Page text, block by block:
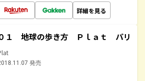
詳細を見る
１ 地球の歩き方 Ｐｌａｔ パリ
発売